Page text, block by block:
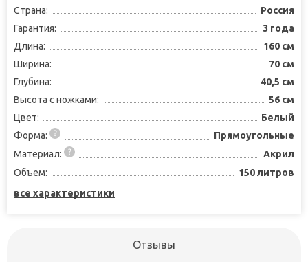
Страна:
Россия
Гарантия:
3 года
Длина:
160 см
Ширина:
70 см
Глубина:
40,5 см
Высота с ножками:
56 см
Цвет:
Белый
Форма:
Прямоугольные
Материал:
Акрил
Объем:
150 литров
все характеристики
Отзывы